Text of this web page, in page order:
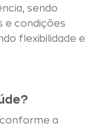
sendo
e condições
flexibilidade e
conforme a